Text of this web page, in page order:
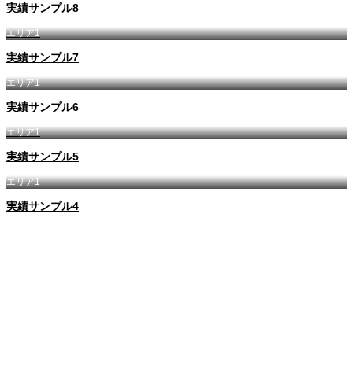
実績サンプル8
エリア1
実績サンプル7
エリア1
実績サンプル6
エリア1
実績サンプル5
エリア1
実績サンプル4